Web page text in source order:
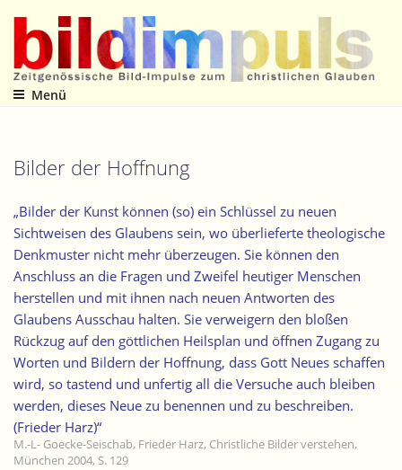
Inhalt
springen
Zeitgenössische Bild-Impulse zum christlichen Glauben
Menü
Bilder der Hoffnung
„Bilder der Kunst können (so) ein Schlüssel zu neuen
Sichtweisen des Glaubens sein, wo überlieferte theologische
Denkmuster nicht mehr überzeugen. Sie können den
Anschluss an die Fragen und Zweifel heutiger Menschen
herstellen und mit ihnen nach neuen Antworten des
Glaubens Ausschau halten. Sie verweigern den bloßen
Rückzug auf den göttlichen Heilsplan und öffnen Zugang zu
Worten und Bildern der Hoffnung, dass Gott Neues schaffen
wird, so tastend und unfertig all die Versuche auch bleiben
werden, dieses Neue zu benennen und zu beschreiben.
(Frieder Harz)“
M.-L- Goecke-Seischab, Frieder Harz, Christliche Bilder verstehen,
München 2004, S. 129